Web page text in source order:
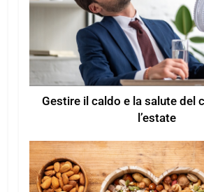
Gestire il caldo e la salute del
l’estate